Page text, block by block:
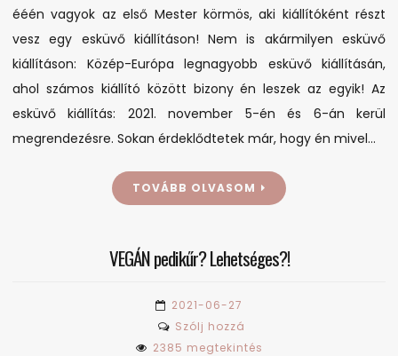
ééén vagyok az első Mester körmös, aki kiállítóként részt
vesz egy esküvő kiállításon! Nem is akármilyen esküvő
kiállításon: Közép-Európa legnagyobb esküvő kiállításán,
ahol számos kiállító között bizony én leszek az egyik! Az
esküvő kiállítás: 2021. november 5-én és 6-án kerül
megrendezésre. Sokan érdeklődtetek már, hogy én mivel…
TOVÁBB OLVASOM
VEGÁN pedikűr? Lehetséges?!
2021-06-27
Szólj hozzá
VEGÁN
2385 megtekintés